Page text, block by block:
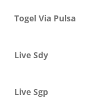
Togel Via Pulsa
Live Sdy
Live Sgp